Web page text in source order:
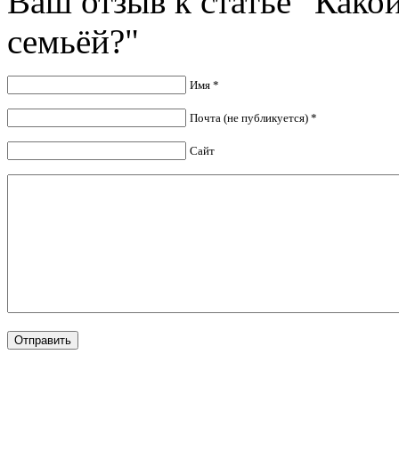
семьёй?"
Имя *
Почта (не публикуется) *
Сайт